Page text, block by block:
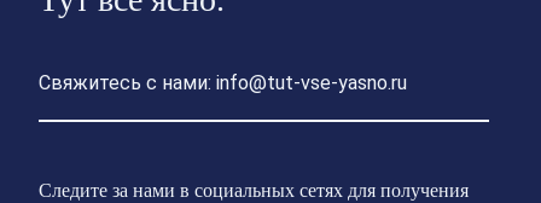
Свяжитесь с нами: info@tut-vse-yasno.ru
Следите за нами в социальных сетях для получения